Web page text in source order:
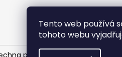
Tento web používá
tohoto webu
práva vyhrazena.